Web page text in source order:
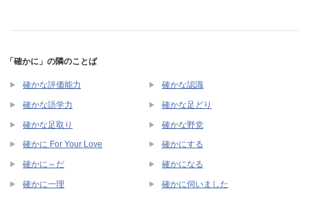
「確かに」の隣のことば
確かな評価能力 確かな認識
確かな語学力 確かな足どり
確かな足取り 確かな野党
確かに For Your Love 確かにする
確かに～だ 確かになる
確かに一理 確かに伺いました